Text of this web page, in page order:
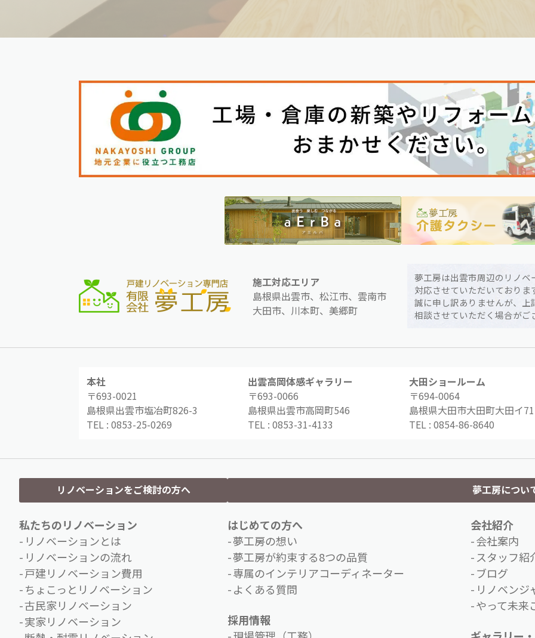
施工対応エリア
島根県出雲市、松江市、雲南市
大田市、川本町、美郷町
夢工房は出雲市周辺のリノ
対応させていただいておりま
誠に申し訳ありませんが、
相談させていただく場合がご
本社
〒693-0021
島根県出雲市塩冶町826-3
TEL : 0853-25-0269
出雲高岡体感ギャラリー
〒693-0066
島根県出雲市高岡町546
TEL : 0853-31-4133
大田ショールーム
〒694-0064
島根県大田市大田町大田イ
TEL : 0854-86-8640
リノベーションをご検討の方へ
私たちのリノベーション
リノベーションとは
リノベーションの流れ
戸建リノベーション費用
ちょこっとリノベーション
古民家リノベーション
実家リノベーション
夢工房につい
はじめての方へ
夢工房の想い
夢工房が約束する8つの品質
専属のインテリアコーディネーター
よくある質問
採用情報
会社紹介
会社案内
スタッフ紹
ブログ
リノベンジ
やって未来